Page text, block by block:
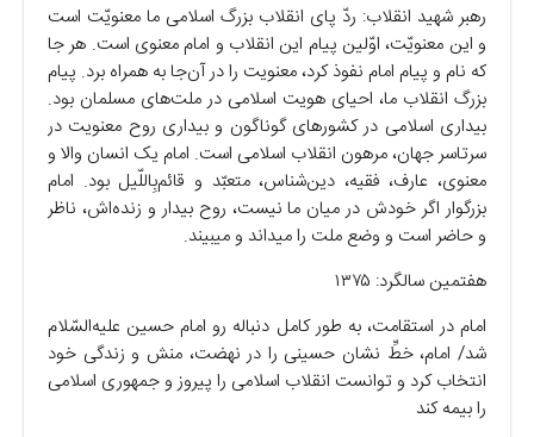
رهبر شهید انقلاب: ردّ پای انقلاب بزرگ اسلامی ما معنویّت است
و این معنویّت، اوّلین پیام این انقلاب و امام معنوی است. هر جا
که نام و پیام امام نفوذ کرد، معنویت را در آن‌جا به همراه برد. پیام
بزرگ انقلاب ما، احیای هویت اسلامی در ملت‌های مسلمان بود.
بیداری اسلامی در کشور‌های گوناگون و بیداری روح معنویت در
سرتاسر جهان، مرهون انقلاب اسلامی است. امام یک انسان والا و
معنوی، عارف، فقیه، دین‌شناس، متعبّد و قائم‌بِاللّیل بود. امام
بزرگوار اگر خودش در میان ما نیست، روح بیدار و زنده‌اش، ناظر
و حاضر است و وضع ملت را میداند و میبیند.
هفتمین سالگرد: ۱۳۷۵
امام در استقامت، به طور کامل دنباله رو امام حسین علیه‌السّلام
شد/ امام، خطِّ نشان حسینی را در نهضت، منش و زندگی خود
انتخاب کرد و توانست انقلاب اسلامی را پیروز و جمهوری اسلامی
را بیمه کند